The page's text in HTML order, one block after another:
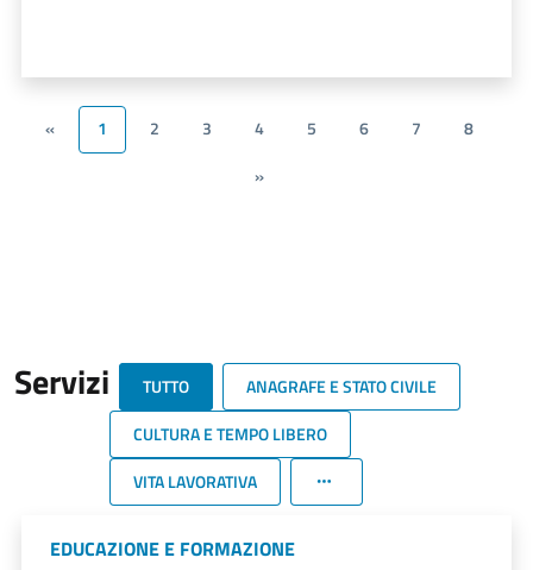
« 1 2 3 4 5 6 7
8
»
Servizi TUTTO
ANAGRAFE E STATO CIVILE
CULTURA E TEMPO LIBERO
VITA LAVORATIVA
EDUCAZIONE E FORMAZIONE